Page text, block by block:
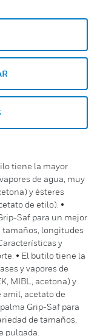
tiene la mayor
de agua, muy
y ésteres
de etilo). •
Saf para un mejor
tamaños, longitudes
y
• El butilo tiene la
y vapores de
MIBL, acetona) y
amil, acetato de
Grip-Saf para
de tamaños,
pulgada.